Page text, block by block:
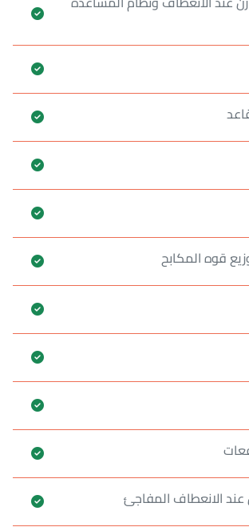
قوه المكابح
عند الانعطاف المفاجئ